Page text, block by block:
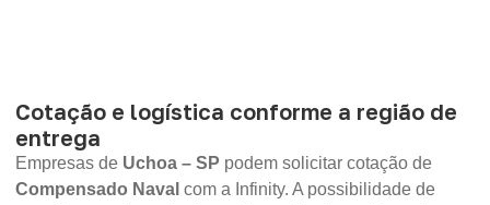
Cotação e logística conforme a região de
entrega
Empresas de Uchoa – SP podem solicitar cotação de
Compensado Naval com a Infinity. A possibilidade de